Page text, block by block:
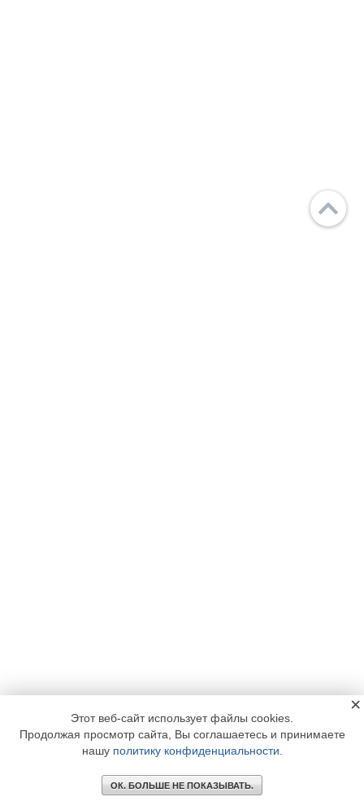
Этот веб-сайт использует файлы cookies.
Продолжая просмотр сайта, Вы соглашаетесь и принимаете
нашу политику конфиденциальности
ОК. БОЛЬШЕ НЕ ПОКАЗЫВАТЬ.
×